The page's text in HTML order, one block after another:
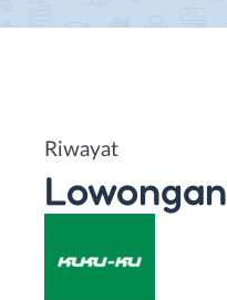
Riwayat
Lowongan